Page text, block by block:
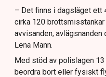
– Det finns i dagsläget ett
cirka 120
avvisanden, avlägsnanden
Lena Mann.
Med stöd av polislagen
beordra bort eller fysiskt